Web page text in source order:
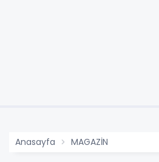
Anasayfa MAGAZİN